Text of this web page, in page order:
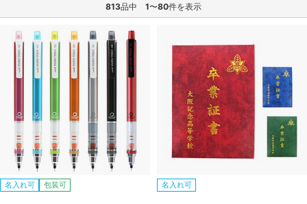
813品中 1〜80件を表示
名入れ可 包装可 名入れ可